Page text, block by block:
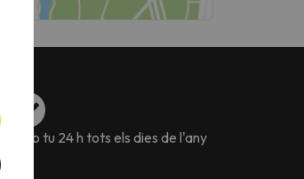
Amb tu 24 h tots els dies de l'any